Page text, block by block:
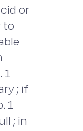
or
to
1
; if
1
; in